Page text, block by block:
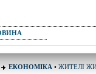
ЕКОНОМІКА • ЖИТЕЛІ